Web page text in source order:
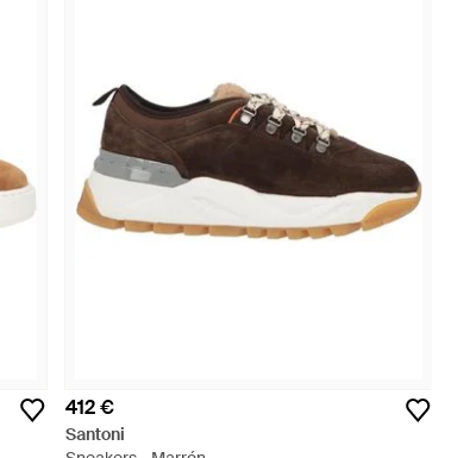
412 €
Santoni